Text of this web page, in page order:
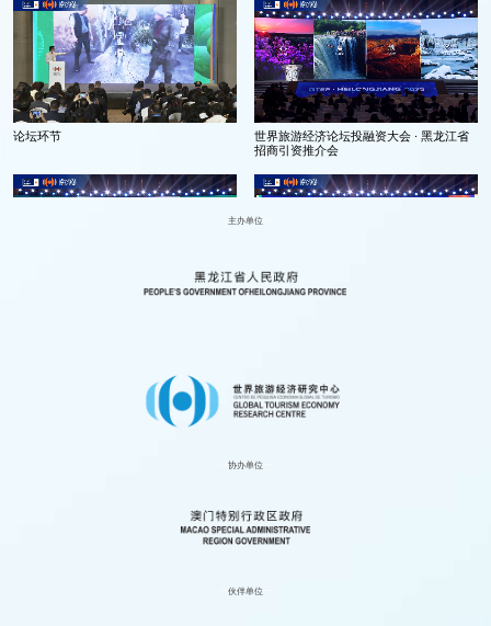
论坛环节
世界旅游经济论坛投融资大会 · 黑龙江省
招商引资推介会
主办单位
协办单位
伙伴单位